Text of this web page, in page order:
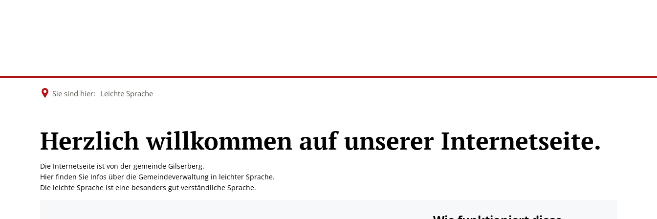
Sie sind hier: Leichte Sprache
Leichte
Sprache
Herzlich willkommen auf unserer Internetseite.
Die Internetseite ist von der gemeinde Gilserberg.
Hier finden Sie Infos über die Gemeindeverwaltung in leichter Sprache.
Die leichte Sprache ist eine besonders gut verständliche Sprache.